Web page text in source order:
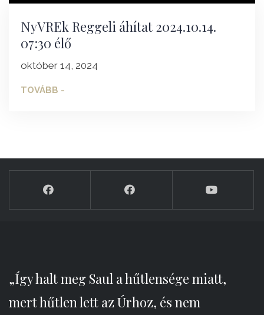
NyVREk Reggeli áhítat 2024.10.14.
07:30 élő
október 14, 2024
TOVÁBB -
„Így halt meg Saul a hűtlensége miatt,
mert hűtlen lett az Úrhoz, és nem